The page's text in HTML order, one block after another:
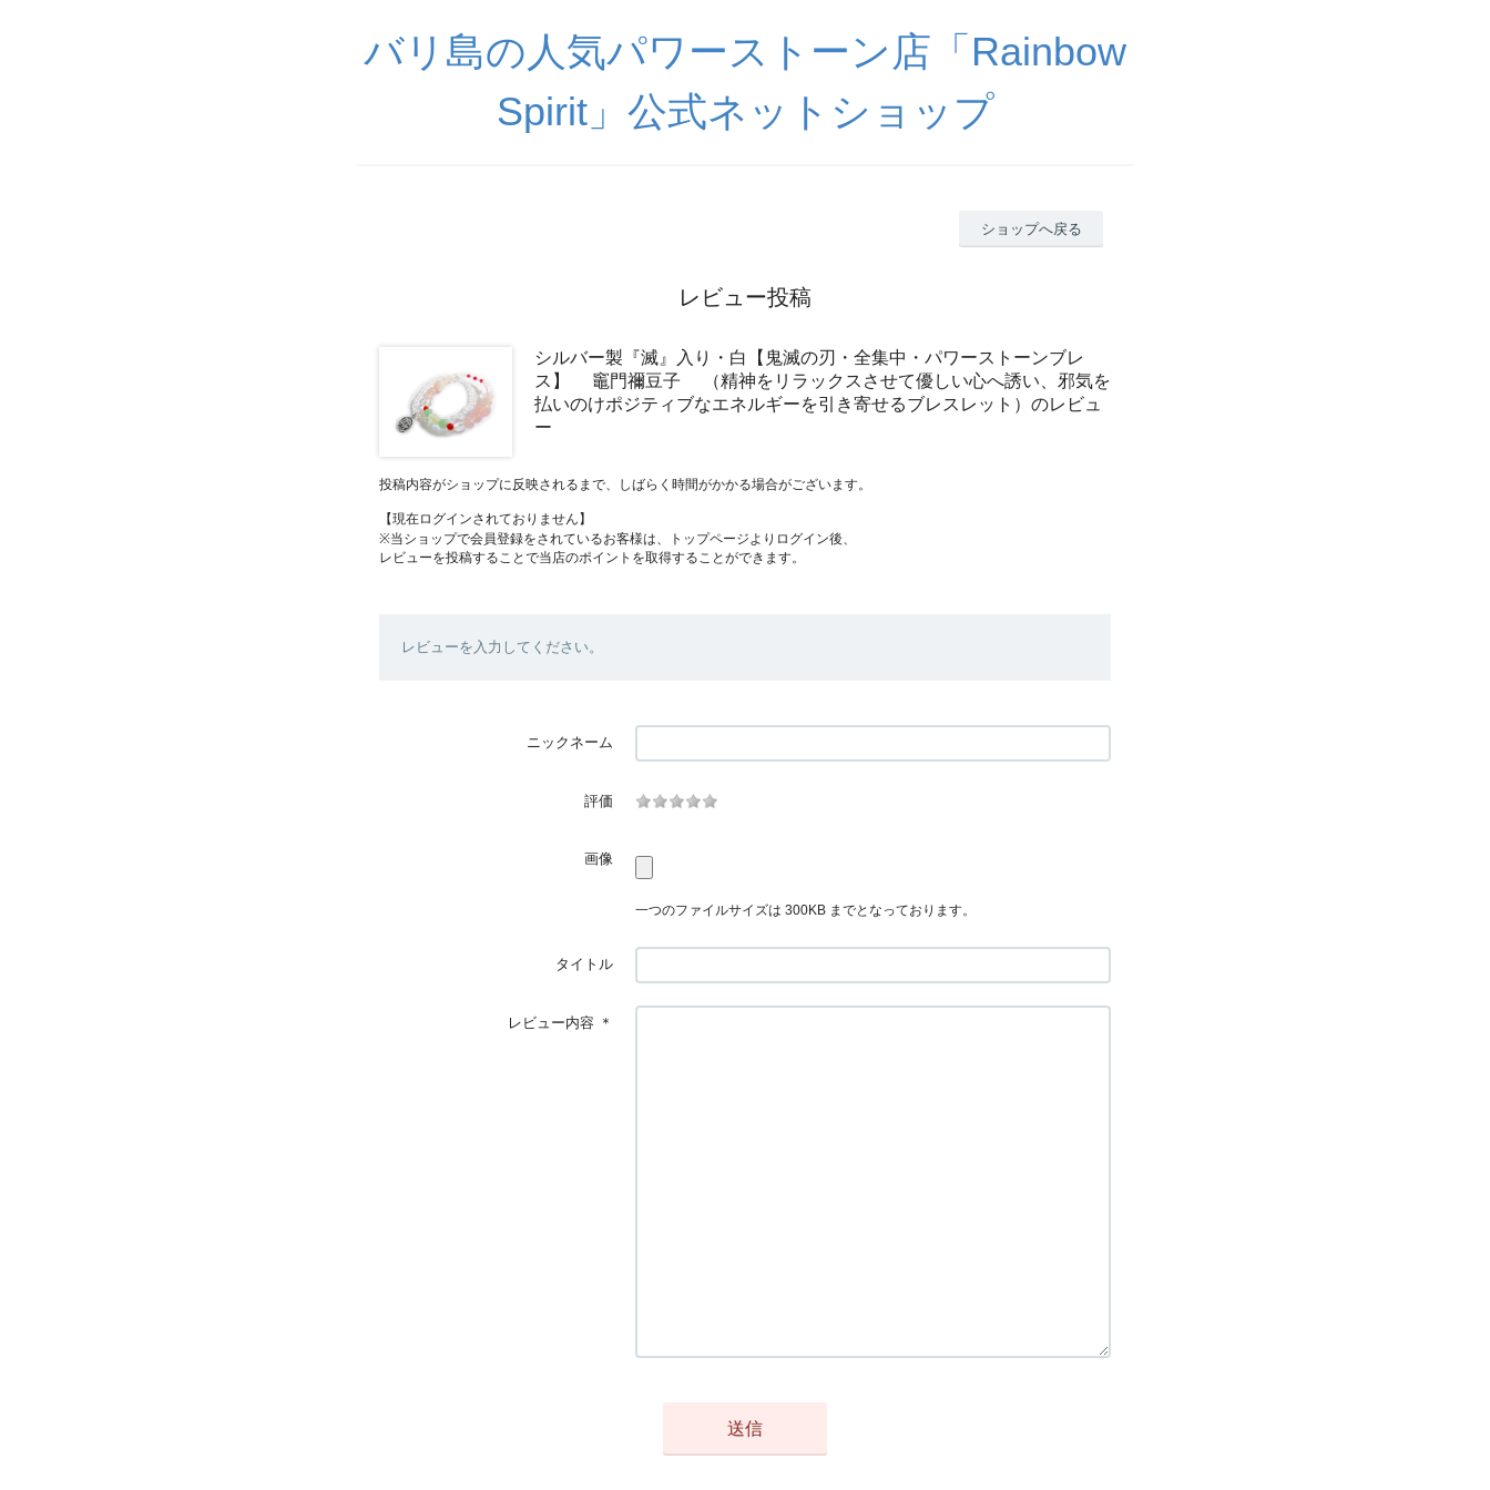
バリ島の人気パワーストーン店「Rainbow
Spirit」公式ネットショップ
ショップへ戻る
レビュー投稿
シルバー製『滅』入り・白【鬼滅の刃・全集中・パワーストーンブレ
ス】 竈門禰豆子 （精神をリラックスさせて優しい心へ誘い、邪気を
払いのけポジティブなエネルギーを引き寄せるブレスレット）のレビュ
ー
投稿内容がショップに反映されるまで、しばらく時間がかかる場合がございます。
【現在ログインされておりません】
※当ショップで会員登録をされているお客様は、トップページよりログイン後、
レビューを投稿することで当店のポイントを取得することができます。
レビューを入力してください。
ニックネーム
評価
画像
一つのファイルサイズは 300KB までとなっております。
タイトル
レビュー内容 ＊